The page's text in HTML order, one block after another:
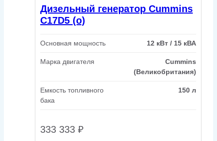
Дизельный генератор Cummins
C17D5 (o)
Основная мощность 12 кВт / 15 кВА
Марка двигателя
Cummins
(Великобритания)
Емкость топливного
бака
150 л
333 333 ₽